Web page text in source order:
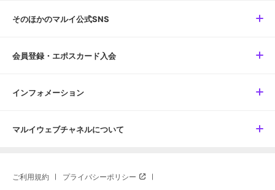
そのほかのマルイ公式SNS
会員登録・エポスカード入会
インフォメーション
マルイウェブチャネルについて
ご利用規約 プライバシーポリシー